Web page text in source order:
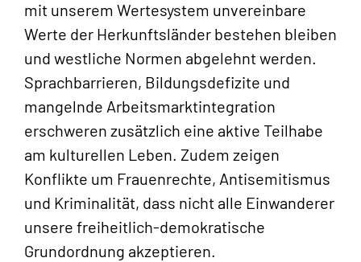
mit unserem Wertesystem unvereinbare
Werte der Herkunftsländer bestehen bleiben
und westliche Normen abgelehnt werden.
Sprachbarrieren, Bildungsdefizite und
mangelnde Arbeitsmarktintegration
erschweren zusätzlich eine aktive Teilhabe
am kulturellen Leben. Zudem zeigen
Konflikte um Frauenrechte, Antisemitismus
und Kriminalität, dass nicht alle Einwanderer
unsere freiheitlich-demokratische
Grundordnung akzeptieren.